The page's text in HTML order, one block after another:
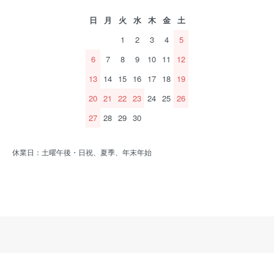
日 月 火 水 木 金
土
1
2 3 4
5
6
7 8 9 10 11
12
13 14 15 16 17 18 19
20 21 22 23 24 25 26
27 28 29 30
休業日：土曜午後・日祝、夏季、年末年始